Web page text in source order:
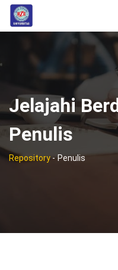
Jelajahi
Penulis
Repository- Penulis